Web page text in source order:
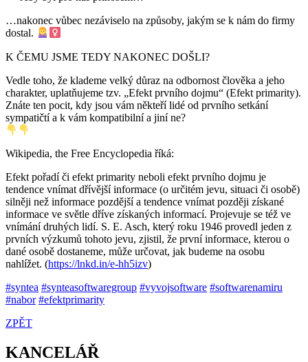
…nakonec vůbec nezáviselo na způsoby, jakým se k nám do firmy
dostal.
K ČEMU JSME TEDY NAKONEC DOŠLI?
Vedle toho, že klademe velký důraz na odbornost člověka a jeho
charakter, uplatňujeme tzv. „Efekt prvního dojmu“ (Efekt primarity).
Znáte ten pocit, kdy jsou vám někteří lidé od prvního setkání
sympatičtí a k vám kompatibilní a jiní ne?
Wikipedia, the Free Encyclopedia říká:
Efekt pořadí či efekt primarity neboli efekt prvního dojmu je
tendence vnímat dřívější informace (o určitém jevu, situaci či osobě)
silněji než informace pozdější a tendence vnímat později získané
informace ve světle dříve získaných informací. Projevuje se též ve
vnímání druhých lidí. S. E. Asch, který roku 1946 provedl jeden z
prvních výzkumů tohoto jevu, zjistil, že první informace, kterou o
dané osobě dostaneme, může určovat, jak budeme na osobu
nahlížet. (https://lnkd.in/e-hh5izv)
#syntea #synteasoftwaregroup #vyvojsoftware #softwarenamiru
#nabor #efektprimarity
ZPĚT
KANCELÁŘ